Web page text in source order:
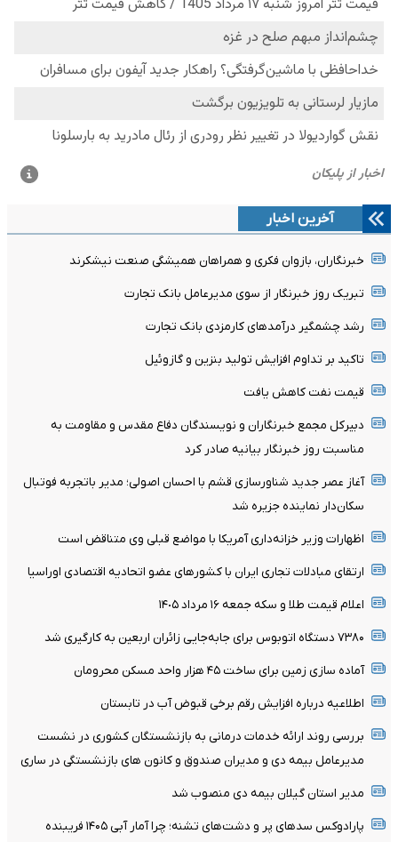
آخرین اخبار
خبرنگاران، بازوان فکری و همراهان همیشگی صنعت نیشکرند
تبریک روز خبرنگار از سوی مدیرعامل بانک تجارت
رشد چشمگیر درآمدهای کارمزدی بانک تجارت
تاکید بر تداوم افزایش تولید بنزین و گازوئیل
قیمت نفت کاهش یافت
دبیرکل مجمع خبرنگاران و نویسندگان دفاع مقدس و مقاومت به
مناسبت روز خبرنگار بیانیه صادر کرد
آغاز عصر جدید شناورسازی قشم با احسان اصولی؛ مدیر باتجربه فوتبال
سکان‌دار نماینده جزیره شد
اظهارات وزیر خزانه‌داری آمریکا با مواضع قبلی وی متناقض است
ارتقای مبادلات تجاری ایران با کشورهای عضو اتحادیه اقتصادی اوراسیا
اعلام قیمت طلا و سکه جمعه ١۶ مرداد ١۴٠۵
۷۳۸۰ دستگاه اتوبوس برای جابه‌جایی زائران اربعین به‌ کارگیری شد
آماده سازی زمین برای ساخت ۴۵ هزار واحد مسکن محرومان
اطلاعیه درباره افزایش رقم برخی قبوض آب در تابستان
بررسی روند ارائه خدمات درمانی به بازنشستگان کشوری در نشست
مدیرعامل بیمه دی و مدیران صندوق و کانون های بازنشستگی در ساری
مدیر استان گیلان بیمه دی منصوب شد
پارادوکس سدهای پر و دشت‌های تشنه؛ چرا آمار آبی ۱۴۰۵ فریبنده